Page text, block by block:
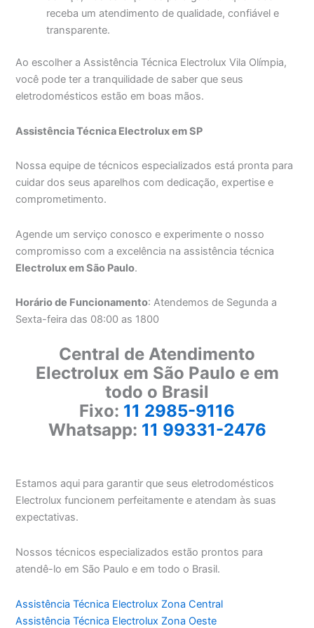
receba um atendimento de qualidade, confiável e
transparente.
Ao escolher a Assistência Técnica Electrolux Vila Olímpia,
você pode ter a tranquilidade de saber que seus
eletrodomésticos estão em boas mãos.
Assistência Técnica Electrolux em SP
Nossa equipe de técnicos especializados está pronta para
cuidar dos seus aparelhos com dedicação, expertise e
comprometimento.
Agende um serviço conosco e experimente o nosso
compromisso com a excelência na assistência técnica
Electrolux em São Paulo.
Horário de Funcionamento: Atendemos de Segunda a
Sexta-feira das 08:00 as 1800
Central de Atendimento
Electrolux em São Paulo e em
todo o Brasil
Fixo: 11 2985-9116
Whatsapp: 11 99331-2476
Estamos aqui para garantir que seus eletrodomésticos
Electrolux funcionem perfeitamente e atendam às suas
expectativas.
Nossos técnicos especializados estão prontos para
atendê-lo em São Paulo e em todo o Brasil.
Assistência Técnica Electrolux Zona Central
Assistência Técnica Electrolux Zona Oeste